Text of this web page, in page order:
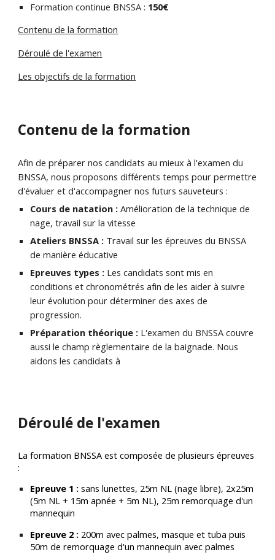
Formation continue BNSSA : 150€
Contenu de la formation
Déroulé de l'examen
Les objectifs de la formation
Contenu de la formation
Afin de préparer nos candidats au mieux à l'examen du
BNSSA, nous proposons différents temps pour permettre
d'évaluer et d'accompagner nos futurs sauveteurs :
Cours de natation : Amélioration de la technique de
nage, travail sur la vitesse
Ateliers BNSSA : Travail sur les épreuves du BNSSA
de manière éducative
Epreuves types : Les candidats sont mis en
conditions et chronométrés afin de les aider à suivre
leur évolution pour déterminer des axes de
progression.
Préparation théorique : L'examen du BNSSA couvre
aussi le champ règlementaire de la baignade. Nous
aidons les candidats à
Déroulé de l'examen
La formation BNSSA est composée de plusieursépreuves
:
Epreuve 1 : sans lunettes, 25m NL (nage libre), 2x25m
(5m NL + 15m apnée + 5m NL), 25m remorquage d'un
mannequin
Epreuve 2 : 200m avec palmes, masque et tuba puis
50m de remorquage d'un mannequin avec palmes